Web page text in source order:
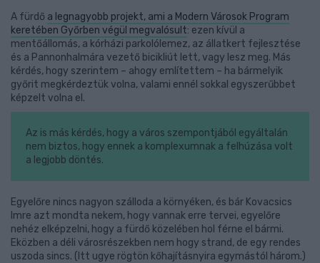
A fürdő a legnagyobb projekt, ami a Modern Városok Program
keretében Győrben végül megvalósult: ezen kívül a
mentőállomás, a kórházi parkolólemez, az állatkert fejlesztése
és a Pannonhalmára vezető bicikliút lett, vagy lesz meg. Más
kérdés, hogy szerintem – ahogy említettem – ha bármelyik
győrit megkérdeztük volna, valami ennél sokkal egyszerűbbet
képzelt volna el.
Az is más kérdés, hogy a város szempontjából egyáltalán
nem biztos, hogy ennek a komplexumnak a felhúzása volt
a legjobb döntés.
Egyelőre nincs nagyon szálloda a környéken, és bár Kovacsics
Imre azt mondta nekem, hogy vannak erre tervei, egyelőre
nehéz elképzelni, hogy a fürdő közelében hol férne el bármi.
Eközben a déli városrészekben nem hogy strand, de egy rendes
uszoda sincs. (Itt ugye rögtön kőhajításnyira egymástól három.)